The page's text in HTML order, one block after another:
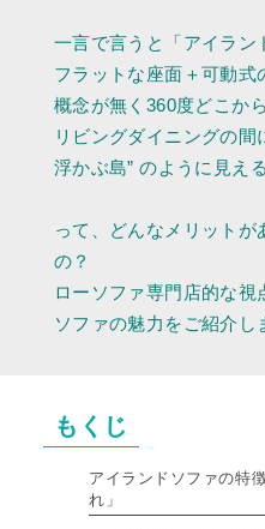
一言で言うと「アイラン
フラットな座面＋可動
概念が無く360度どこか
リビングダイニングの間
浮かぶ島” のように見え
って、どんなメリットが
の？
ローソファ専門店的な視
ソファの魅力をご紹介し
もくじ
アイランドソファの特
れ」